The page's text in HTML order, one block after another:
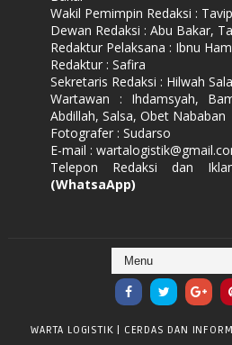
Wakil Pemimpin Redaksi :
Dewan Redaksi : Abu Bakar,
Redaktur Pelaksana : Ibnu
Redaktur : Safira
Sekretaris Redaksi : Hilwah
Wartawan : Ihdamsyah,
Abdillah, Salsa, Obet Nababan
Fotografer : Sudarso
E-mail :
Telepon Redaksi dan
(WhatsaApp)
WARTA LOGISTIK | CERDAS DAN